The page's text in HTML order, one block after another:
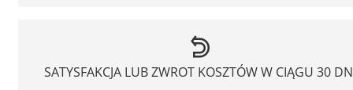
SATYSFAKCJA LUB ZWROT KOSZTÓW W CIĄGU 30